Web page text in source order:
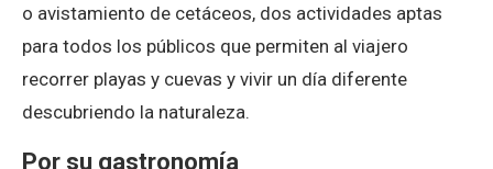
o avistamiento de cetáceos, dos actividades aptas
para todos los públicos que permiten al viajero
recorrer playas y cuevas y vivir un día diferente
descubriendo la naturaleza.
Por su gastronomía